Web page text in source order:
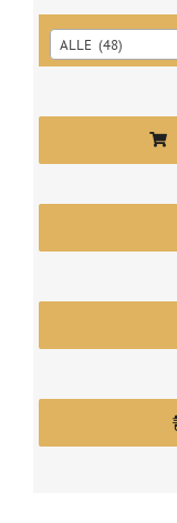
ALLE (48)